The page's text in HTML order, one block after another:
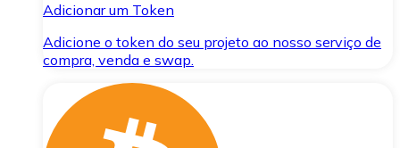
Adicionar um Token
Adicione o token do seu projeto ao nosso serviço de
compra, venda e swap.